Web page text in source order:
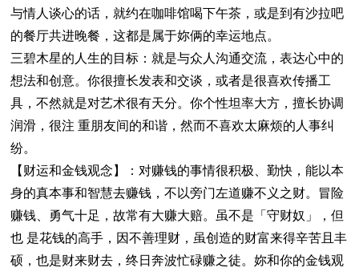
与情人谈心的话，就约在咖啡馆喝下午茶，或是到有沙拉吧
的餐厅共进晚餐，这都是属于妳俩的幸运地点。
三碧木星的人生的目标：就是与众人沟通交流，表达心中的
想法和创意。你很擅长发表和交谈，或者是很喜欢传播工
具，不然就是对艺术很有天分。你个性坦率大方，擅长协调
润滑，很注 重朋友间的和谐，然而不喜欢太麻烦的人事纠
纷。
【财运和金钱观念】：对赚钱的事情很积极、勤快，能以本
身的真本事和智慧去赚钱，不以旁门左道赚不义之财。冒险
赚钱、勇气十足，故常有大赚大赔。虽不是「守财奴」，但
也 是花钱的高手，因不善理财，虽创造的财富来得辛苦且丰
硕，也是财来财去，终日奔波忙碌赚之徒。妳和你的金钱观